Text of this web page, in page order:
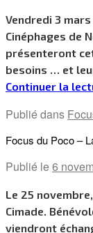
Vendredi 3
Cinéphages de
présenteront
besoins … et
Continuer la
Publié dans
Focus du Poco –
Publié le6
Le 25
Cimade.
viendront